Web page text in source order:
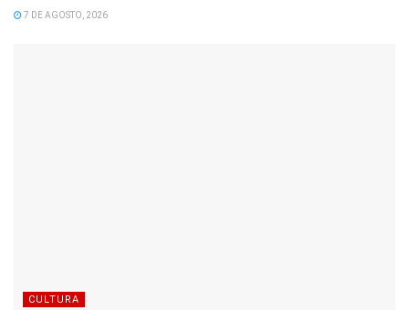
7 DE AGOSTO, 2026
CULTURA